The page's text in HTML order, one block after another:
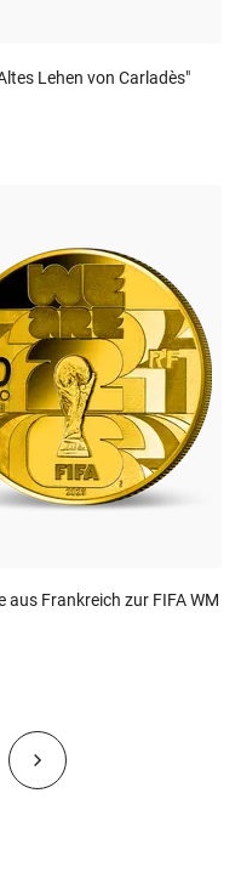
Lehen von Carladès"
aus Frankreich zur FIFA WM